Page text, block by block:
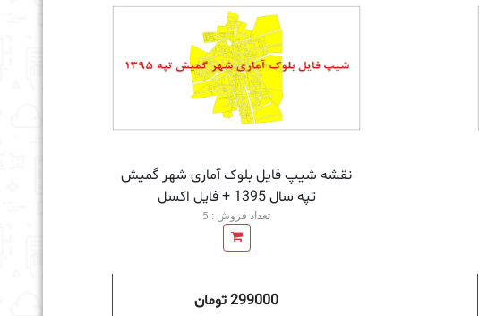
نقشه شیپ فایل بلوک آماری شهر گمیش
تپه سال 1395 + فايل اكسل
تعداد فروش : 5
299000 تومان